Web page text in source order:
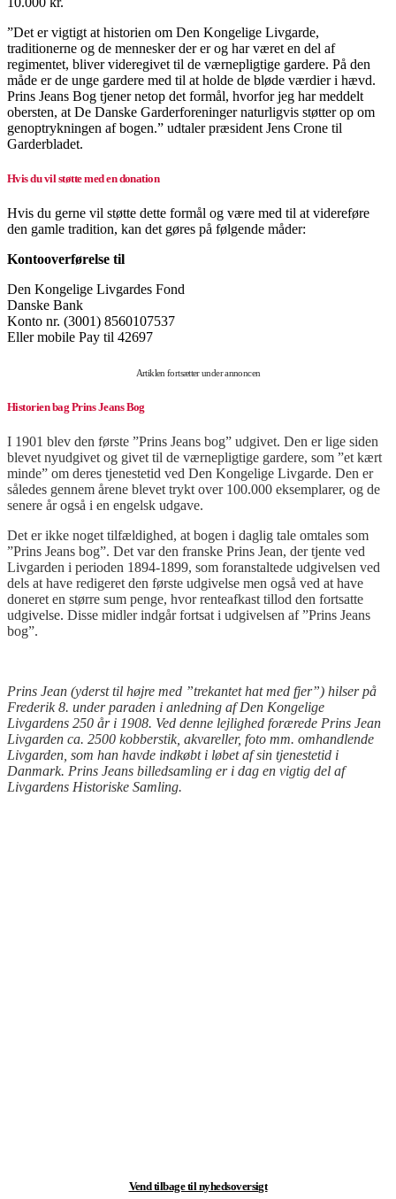
”Det er vigtigt at historien om Den Kongelige Livgarde,
traditionerne og de mennesker der er og har været en del af
regimentet, bliver videregivet til de værnepligtige gardere. På den
måde er de unge gardere med til at holde de bløde værdier i hævd.
Prins Jeans Bog tjener netop det formål, hvorfor jeg har meddelt
obersten, at De Danske Garderforeninger naturligvis støtter op om
genoptrykningen af bogen.” udtaler præsident Jens Crone til
Garderbladet.
Hvis du vil støtte med en donation
Hvis du gerne vil støtte dette formål og være med til at videreføre
den gamle tradition, kan det gøres på følgende måder:
Kontooverførelse til
Den Kongelige Livgardes Fond
Danske Bank
Konto nr. (3001) 8560107537
Eller mobile Pay til 42697
Artiklen fortsætter under annoncen
Historien bag Prins Jeans Bog
I 1901 blev den første ”Prins Jeans bog” udgivet. Den er lige siden
blevet nyudgivet og givet til de værnepligtige gardere, som ”et kært
minde” om deres tjenestetid ved Den Kongelige Livgarde. Den er
således gennem årene blevet trykt over 100.000 eksemplarer, og de
senere år også i en engelsk udgave.
Det er ikke noget tilfældighed, at bogen i daglig tale omtales som
”Prins Jeans bog”. Det var den franske Prins Jean, der tjente ved
Livgarden i perioden 1894-1899, som foranstaltede udgivelsen ved
dels at have redigeret den første udgivelse men også ved at have
doneret en større sum penge, hvor renteafkast tillod den fortsatte
udgivelse. Disse midler indgår fortsat i udgivelsen af ”Prins Jeans
bog”.
Prins Jean (yderst til højre med ”trekantet hat med fjer”) hilser på
Frederik 8. under paraden i anledning af Den Kongelige
Livgardens 250 år i 1908. Ved denne lejlighed forærede Prins Jean
Livgarden ca. 2500 kobberstik, akvareller, foto mm. omhandlende
Livgarden, som han havde indkøbt i løbet af sin tjenestetid i
Danmark. Prins Jeans billedsamling er i dag en vigtig del af
Livgardens Historiske Samling.
Vend tilbage til nyhedsoversigt